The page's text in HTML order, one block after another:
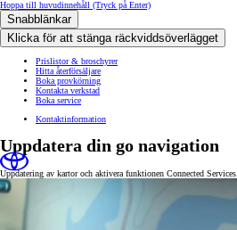
Hoppa till huvudinnehåll (Tryck på Enter)
Snabblänkar
Klicka för att stänga räckviddsöverlägget
Prislistor & broschyrer
Hitta återförsäljare
Boka provkörning
Kontakta verkstad
Boka service
Kontaktinformation
Uppdatera din go navigation
Uppdatering av kartor och aktivera funktionen Connected Services.